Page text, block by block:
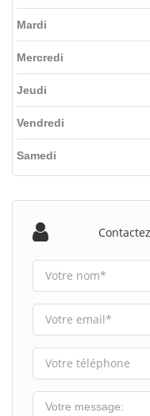
Mardi
Mercredi
Jeudi
Vendredi
Samedi